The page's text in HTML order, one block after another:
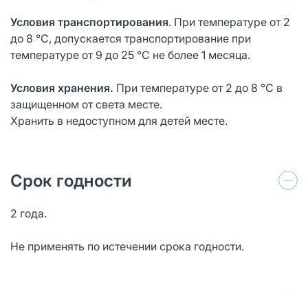
Условия транспортирования. При температуре от 2
до 8 °С, допускается транспортирование при
температуре от 9 до 25 °С не более 1 месяца.
Условия хранения. При температуре от 2 до 8 °С в
защищенном от света месте.
Хранить в недоступном для детей месте.
Срок годности
2 года.
Не применять по истечении срока годности.